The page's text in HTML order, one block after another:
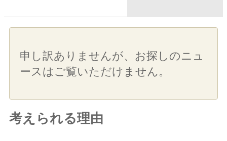
申し訳ありませんが、お探しのニュ
ースはご覧いただけません。
考えられる理由